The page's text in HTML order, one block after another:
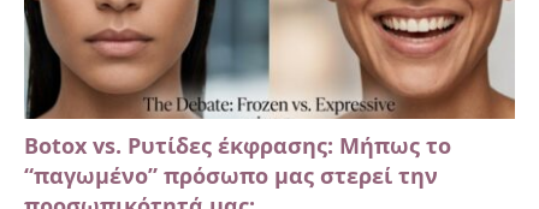
Botox vs. Ρυτίδες έκφρασης: Μήπως το
“παγωμένο” πρόσωπο μας στερεί την